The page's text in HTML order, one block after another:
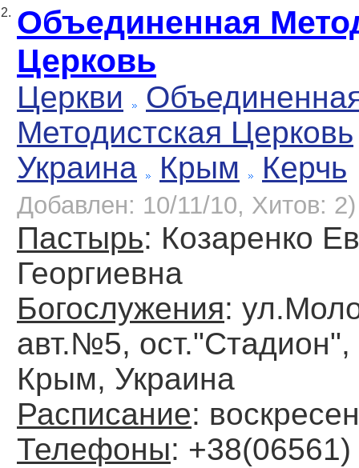
2. Объединенная
Церковь
Церкви
Методистская Церковь
Украина
Крым Керчь
Добавлен: 10/11/10, Хитов: 2)
Пастырь: Козаренко
Георгиевна
Богослужения:
авт.№5, ост."Стадион",
Крым, Украина
Расписание:
Телефоны: